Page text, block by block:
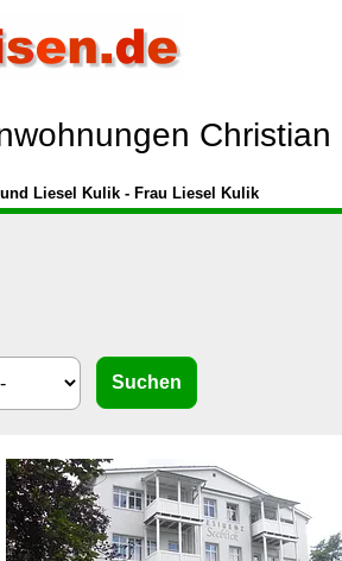
Liesel Kulik - Frau Liesel Kulik